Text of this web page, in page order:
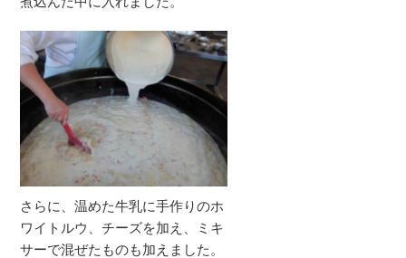
さらに、温めた牛乳に手作りのホ
ワイトルウ、チーズを加え、ミキ
サーで混ぜたものも加えました。